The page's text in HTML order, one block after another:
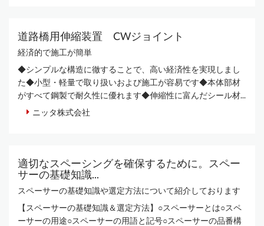
道路橋用伸縮装置 CWジョイント
経済的で施工が簡単
◆シンプルな構造に徹することで、高い経済性を実現しまし
た◆小型・軽量で取り扱いおよび施工が容易です◆本体部材
がすべて鋼製で耐久性に優れます◆伸縮性に富んだシール材...
ニッタ株式会社
適切なスペーシングを確保するために。スペー
サーの基礎知識...
スペーサーの基礎知識や選定方法について紹介しております
【スペーサーの基礎知識＆選定方法】○スペーサーとは○スペ
ーサーの用途○スペーサーの用語と記号○スペーサーの品番構